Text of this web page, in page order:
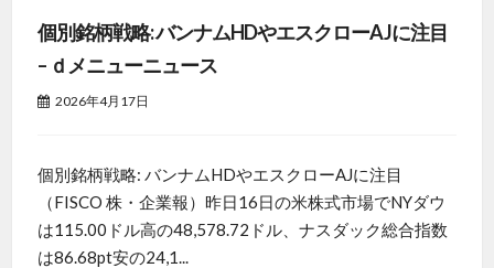
個別銘柄戦略: バンナムHDやエスクローAJに注目
– ｄメニューニュース
2026年4月17日
個別銘柄戦略: バンナムHDやエスクローAJに注目
（FISCO 株・企業報）昨日16日の米株式市場でNYダウ
は115.00ドル高の48,578.72ドル、ナスダック総合指数
は86.68pt安の24,1...